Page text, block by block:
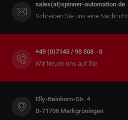
sales(at)spinner-automation.de
Schreiben Sie uns eine Nachricht
+49 (0)7145 / 93 508 - 0
Wir freuen uns auf Sie
Elly-Beinhorn-Str. 4
D-71706 Markgröningen